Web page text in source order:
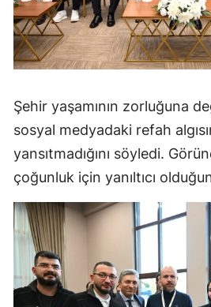
Şehir yaşamının zorluğuna
sosyal medyadaki refah
yansıtmadığını söyledi.
çoğunluk için yanıltıcı